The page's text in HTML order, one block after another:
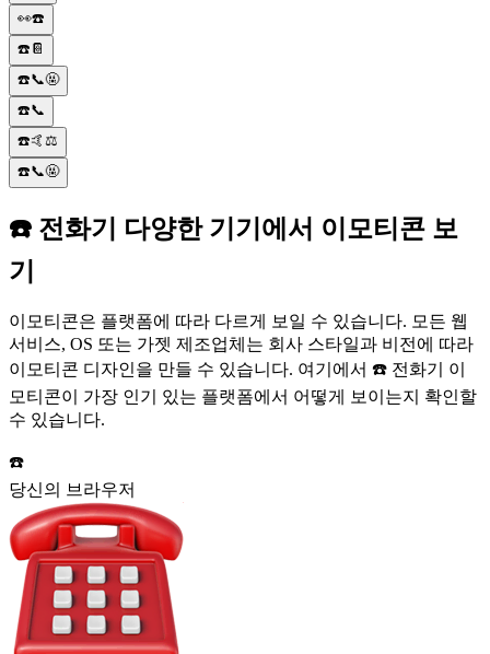
👀☎️
☎️📔
☎️📞🤬
☎️📞
☎️🤙⚖️
☎️📞🤬
☎️ 전화기 다양한 기기에서 이모티콘 보
기
이모티콘은 플랫폼에 따라 다르게 보일 수 있습니다. 모든 웹
서비스, OS 또는 가젯 제조업체는 회사 스타일과 비전에 따라
이모티콘 디자인을 만들 수 있습니다. 여기에서 ☎️ 전화기 이
모티콘이 가장 인기 있는 플랫폼에서 어떻게 보이는지 확인할
수 있습니다.
☎️
당신의 브라우저